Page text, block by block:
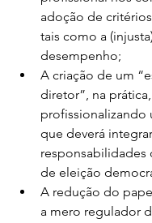
adoção de
tais como a
desempenho;
A criação de um
diretor”, na prática,
profissionalizando
que deverá
responsabilidades
de eleição
A redução do
a mero regulador